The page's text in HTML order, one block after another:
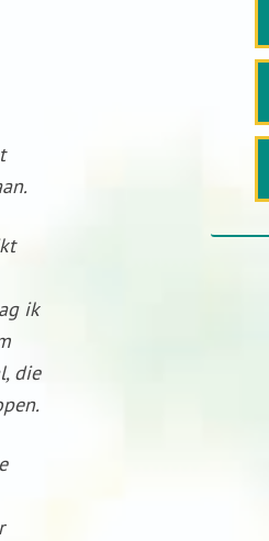
ik
die